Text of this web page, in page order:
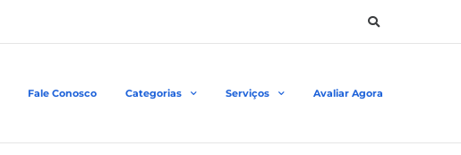
Fale Conosco Categorias Serviços Avaliar Agora